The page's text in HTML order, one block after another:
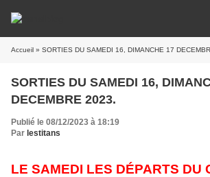
Accueil » SORTIES DU SAMEDI 16, DIMANCHE 17
SORTIES DU SAMEDI 16,
DECEMBRE 2023.
Publié le 08/12/2023 à 18:19
Par lestitans
LE SAMEDI LES DÉPARTS DU